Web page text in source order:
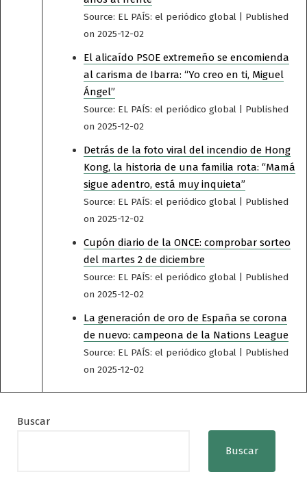
Source: EL PAÍS: el periódico global
Published
on 2025-12-02
El alicaído PSOE extremeño se encomienda
al carisma de Ibarra: “Yo creo en ti, Miguel
Ángel”
Source: EL PAÍS: el periódico global
Published
on 2025-12-02
Detrás de la foto viral del incendio de Hong
Kong, la historia de una familia rota: “Mamá
sigue adentro, está muy inquieta”
Source: EL PAÍS: el periódico global
Published
on 2025-12-02
Cupón diario de la ONCE: comprobar sorteo
del martes 2 de diciembre
Source: EL PAÍS: el periódico global
Published
on 2025-12-02
La generación de oro de España se corona
de nuevo: campeona de la Nations League
Source: EL PAÍS: el periódico global
Published
on 2025-12-02
Buscar
Buscar